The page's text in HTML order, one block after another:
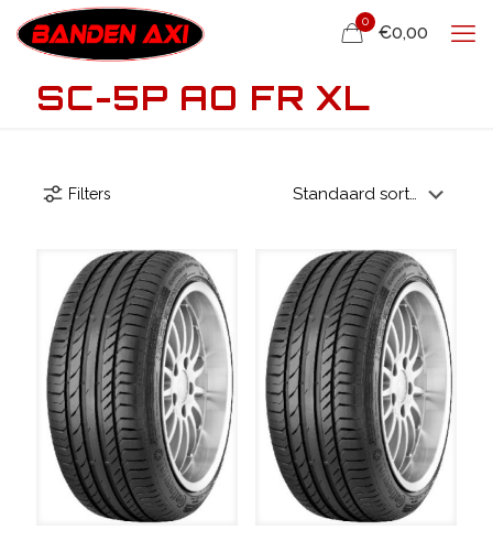
0
€0,00
SC-5P AO FR XL
Filters